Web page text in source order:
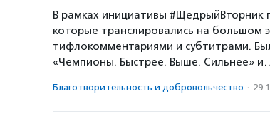
В рамках инициативы
которые транслировались на большом
тифлокомментариями и субтитрами.
«Чемпионы. Быстрее. Выше. Сильнее»
Благотвори­тель­ность и доброволь­чест­во ·